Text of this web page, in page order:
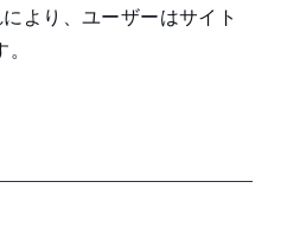
より、ユーザーはサイト